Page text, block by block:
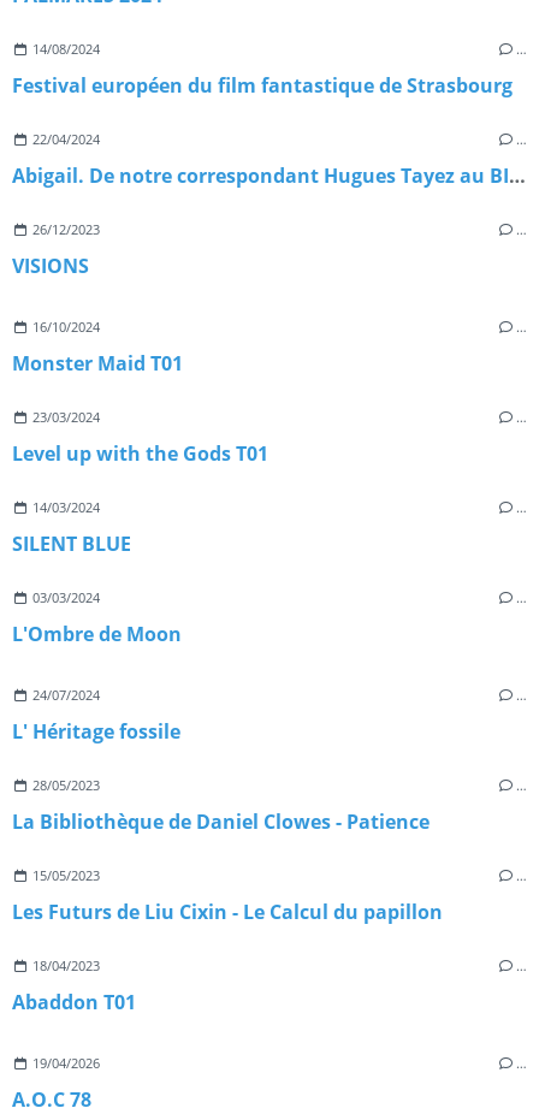
14/08/2024 …
Festival européen du film fantastique de Strasbourg
22/04/2024 …
Abigail. De notre correspondant Hugues Tayez au BIFFF 2024
26/12/2023 …
VISIONS
16/10/2024 …
Monster Maid T01
23/03/2024 …
Level up with the Gods T01
14/03/2024 …
SILENT BLUE
03/03/2024 …
L'Ombre de Moon
24/07/2024 …
L' Héritage fossile
28/05/2023 …
La Bibliothèque de Daniel Clowes - Patience
15/05/2023 …
Les Futurs de Liu Cixin - Le Calcul du papillon
18/04/2023 …
Abaddon T01
19/04/2026 …
A.O.C 78